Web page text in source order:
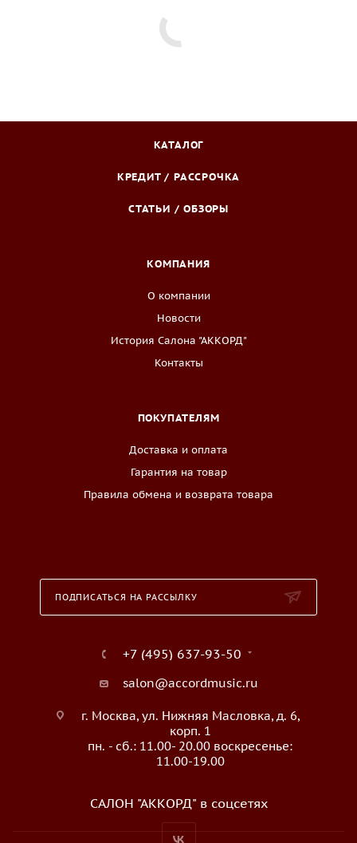
КАТАЛОГ
КРЕДИТ / РАССРОЧКА
СТАТЬИ / ОБЗОРЫ
КОМПАНИЯ
О компании
Новости
История Салона "АККОРД"
Контакты
ПОКУПАТЕЛЯМ
Доставка и оплата
Гарантия на товар
Правила обмена и возврата товара
ПОДПИСАТЬСЯ НА РАССЫЛКУ
+7 (495) 637-93-50
salon@accordmusic.ru
г. Москва, ул. Нижняя Масловка, д. 6,
корп. 1
пн. - сб.: 11.00- 20.00 воскресенье:
11.00-19.00
САЛОН "АККОРД" в соцсетях